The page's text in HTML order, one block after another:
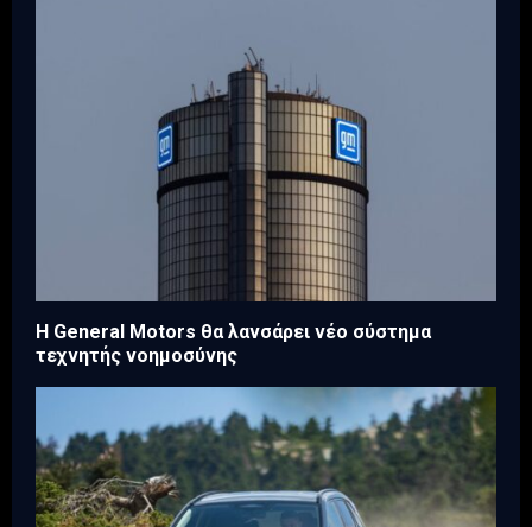
Η General Motors θα λανσάρει νέο σύστημα
τεχνητής νοημοσύνης